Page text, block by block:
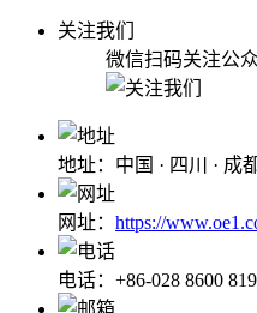
关注我们
微信扫码关注公
地址：中国 · 四川 · 成
网址： https://
电话：+86-028 8600